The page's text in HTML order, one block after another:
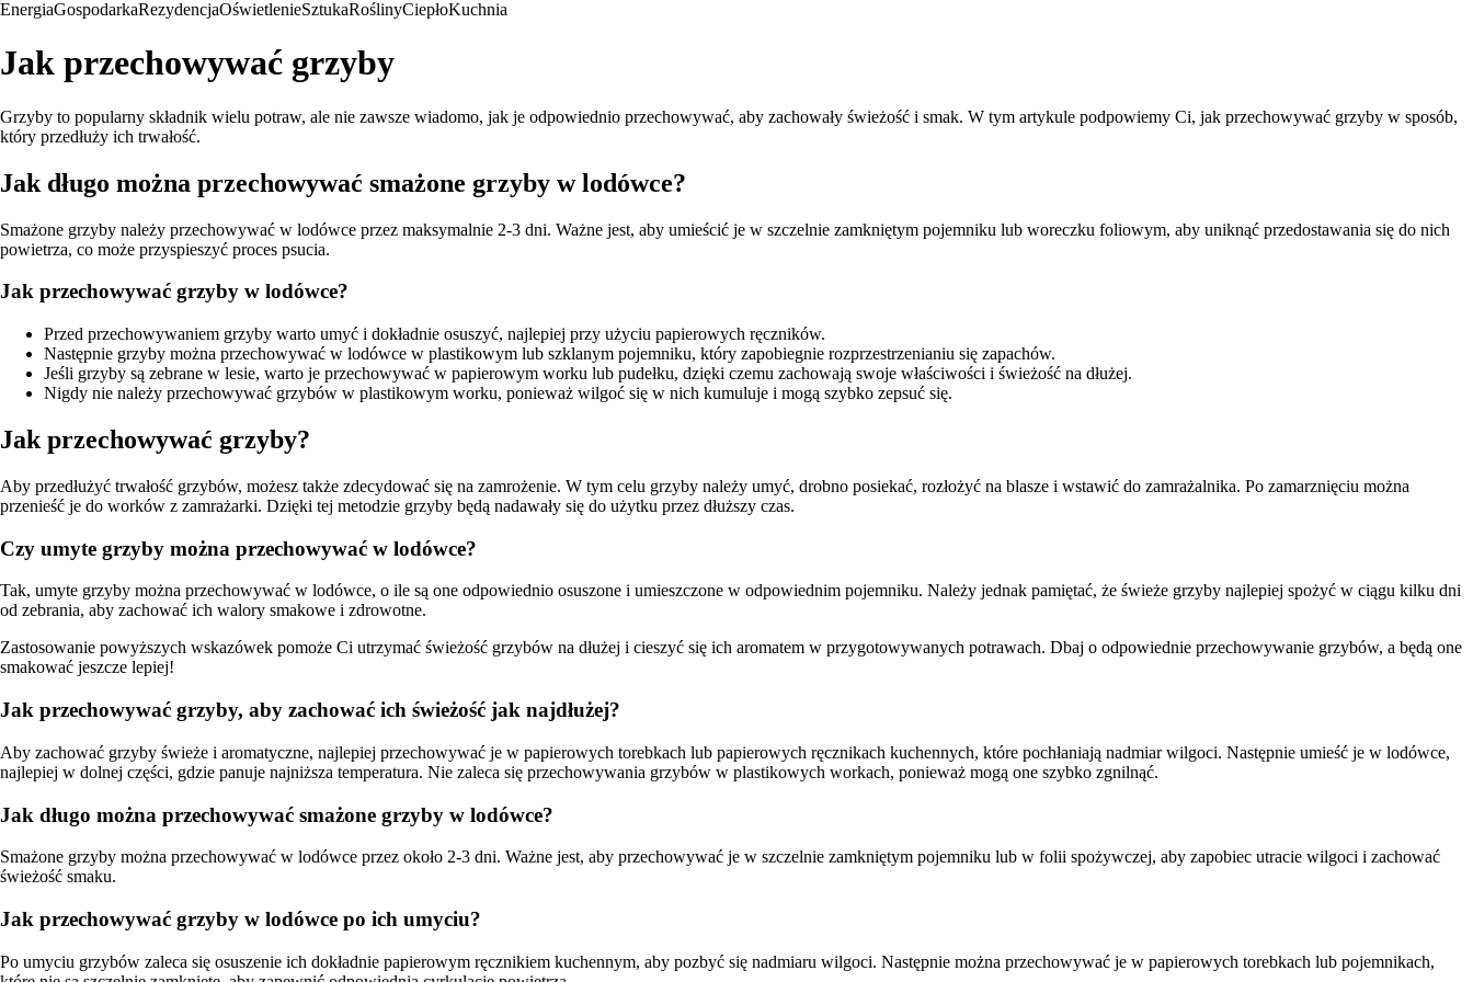
EnergiaGospodarkaRezydencjaOświetlenieSztukaRoślinyCiepłoKuchnia
Jak przechowywać grzyby
Grzyby to popularny składnik wielu potraw, ale nie zawsze wiadomo, jak je odpowiednio przechowywać, aby zachowały świeżość i smak. W tym artykule podpowiemy Ci, jak przechowywać grzyby w sposób,
który przedłuży ich trwałość.
Jak długo można przechowywać smażone grzyby w lodówce?
Smażone grzyby należy przechowywać w lodówce przez maksymalnie 2-3 dni. Ważne jest, aby umieścić je w szczelnie zamkniętym pojemniku lub woreczku foliowym, aby uniknąć przedostawania się do nich
powietrza, co może przyspieszyć proces psucia.
Jak przechowywać grzyby w lodówce?
Przed przechowywaniem grzyby warto umyć i dokładnie osuszyć, najlepiej przy użyciu papierowych ręczników.
Następnie grzyby można przechowywać w lodówce w plastikowym lub szklanym pojemniku, który zapobiegnie rozprzestrzenianiu się zapachów.
Jeśli grzyby są zebrane w lesie, warto je przechowywać w papierowym worku lub pudełku, dzięki czemu zachowają swoje właściwości i świeżość na dłużej.
Nigdy nie należy przechowywać grzybów w plastikowym worku, ponieważ wilgoć się w nich kumuluje i mogą szybko zepsuć się.
Jak przechowywać grzyby?
Aby przedłużyć trwałość grzybów, możesz także zdecydować się na zamrożenie. W tym celu grzyby należy umyć, drobno posiekać, rozłożyć na blasze i wstawić do zamrażalnika. Po zamarznięciu można
przenieść je do worków z zamrażarki. Dzięki tej metodzie grzyby będą nadawały się do użytku przez dłuższy czas.
Czy umyte grzyby można przechowywać w lodówce?
Tak, umyte grzyby można przechowywać w lodówce, o ile są one odpowiednio osuszone i umieszczone w odpowiednim pojemniku. Należy jednak pamiętać, że świeże grzyby najlepiej spożyć w ciągu kilku dni
od zebrania, aby zachować ich walory smakowe i zdrowotne.
Zastosowanie powyższych wskazówek pomoże Ci utrzymać świeżość grzybów na dłużej i cieszyć się ich aromatem w przygotowywanych potrawach. Dbaj o odpowiednie przechowywanie grzybów, a będą one
smakować jeszcze lepiej!
Jak przechowywać grzyby, aby zachować ich świeżość jak najdłużej?
Aby zachować grzyby świeże i aromatyczne, najlepiej przechowywać je w papierowych torebkach lub papierowych ręcznikach kuchennych, które pochłaniają nadmiar wilgoci. Następnie umieść je w lodówce,
najlepiej w dolnej części, gdzie panuje najniższa temperatura. Nie zaleca się przechowywania grzybów w plastikowych workach, ponieważ mogą one szybko zgnilnąć.
Jak długo można przechowywać smażone grzyby w lodówce?
Smażone grzyby można przechowywać w lodówce przez około 2-3 dni. Ważne jest, aby przechowywać je w szczelnie zamkniętym pojemniku lub w folii spożywczej, aby zapobiec utracie wilgoci i zachować
świeżość smaku.
Jak przechowywać grzyby w lodówce po ich umyciu?
Po umyciu grzybów zaleca się osuszenie ich dokładnie papierowym ręcznikiem kuchennym, aby pozbyć się nadmiaru wilgoci. Następnie można przechowywać je w papierowych torebkach lub pojemnikach,